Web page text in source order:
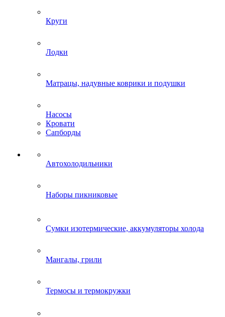
Круги
Лодки
Матрацы, надувные коврики и подушки
Насосы
Кровати
Сапборды
Автохолодильники
Наборы пикниковые
Сумки изотермические, аккумуляторы холода
Мангалы, грили
Термосы и термокружки